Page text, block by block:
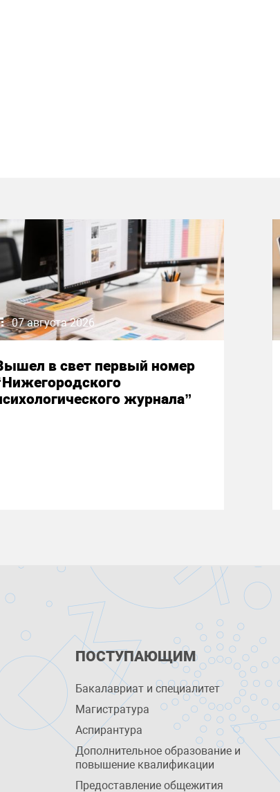
07 августа 2026
в свет первый номер
журнала”
ПОСТУПАЮЩИМ
Бакалавриат и специалитет
Магистратура
Аспирантура
Дополнительное образование и
повышение квалификации
Предоставление общежития